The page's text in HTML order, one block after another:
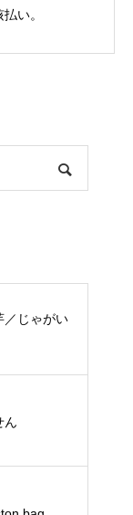
い。
／じゃがい